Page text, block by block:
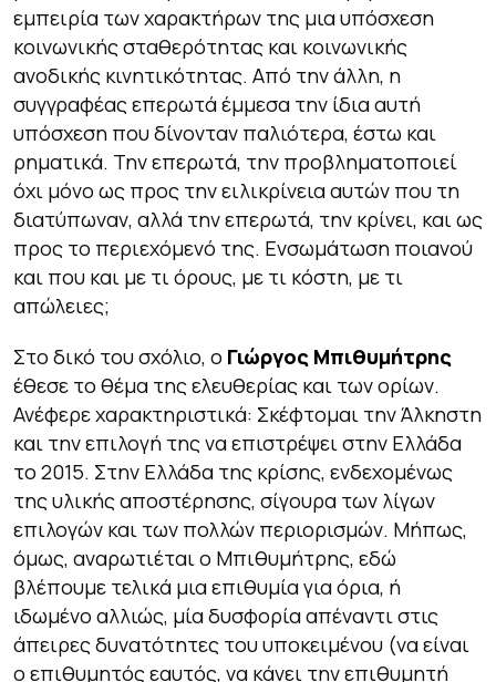
εμπειρία των χαρακτήρων της μια υπόσχεση
κοινωνικής σταθερότητας και κοινωνικής
ανοδικής κινητικότητας. Από την άλλη, η
συγγραφέας επερωτά έμμεσα την ίδια αυτή
υπόσχεση που δίνονταν παλιότερα, έστω και
ρηματικά. Την επερωτά, την προβληματοποιεί
όχι μόνο ως προς την ειλικρίνεια αυτών που τη
διατύπωναν, αλλά την επερωτά, την κρίνει, και ως
προς το περιεχόμενό της. Ενσωμάτωση ποιανού
και που και με τι όρους, με τι κόστη, με τι
απώλειες;
Στο δικό του σχόλιο, ο Γιώργος Μπιθυμήτρης
έθεσε το θέμα της ελευθερίας και των ορίων.
Ανέφερε χαρακτηριστικά: Σκέφτομαι την Άλκηστη
και την επιλογή της να επιστρέψει στην Ελλάδα
το 2015. Στην Ελλάδα της κρίσης, ενδεχομένως
της υλικής αποστέρησης, σίγουρα των λίγων
επιλογών και των πολλών περιορισμών. Μήπως,
όμως, αναρωτιέται ο Μπιθυμήτρης, εδώ
βλέπουμε τελικά μια επιθυμία για όρια, ή
ιδωμένο αλλιώς, μία δυσφορία απέναντι στις
άπειρες δυνατότητες του υποκειμένου (να είναι
ο επιθυμητός εαυτός, να κάνει την επιθυμητή